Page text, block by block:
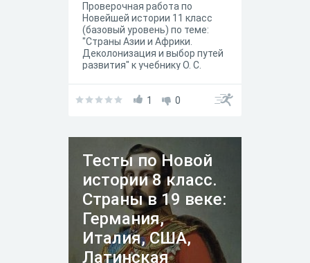
Проверочная работа по
Новейшей истории 11 класс
(базовый уровень) по теме:
"Страны Азии и Африки.
Деколонизация и выбор путей
развития" к учебнику О. С.
Москва "Просвещение" 2022
1 0
Тесты по Новой
истории 8 класс.
Страны в 19 веке:
Германия,
Италия, США,
Латинская